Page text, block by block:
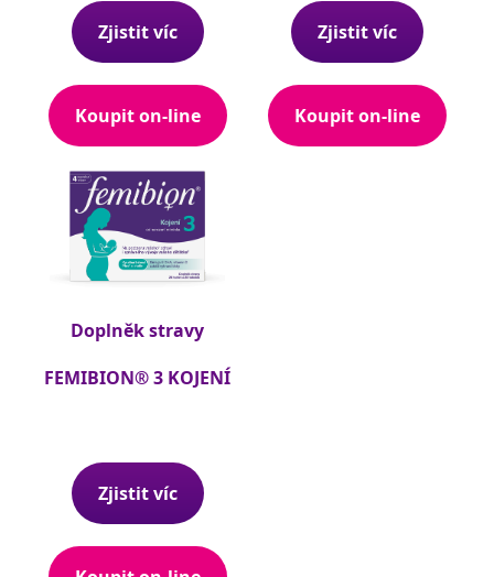
Zjistit víc
Koupit on-line
Zjistit víc
Koupit on-line
Doplněk stravy
FEMIBION® 3 KOJENÍ
Zjistit víc